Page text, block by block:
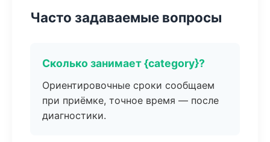
Часто задаваемые вопросы
Сколько занимает {category}?
Ориентировочные сроки сообщаем
при приёмке, точное время — после
диагностики.